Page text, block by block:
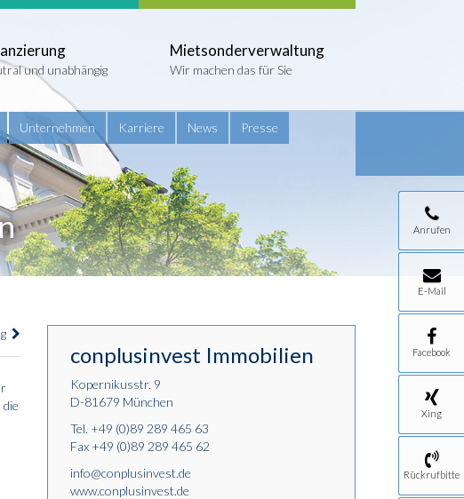
und unabhängig
Mietsonderverwaltung
Wir machen das für Sie
Unternehmen Karriere News Presse
Anrufen
E-Mail
Facebook
Xing
Rückrufbitte
conplusinvest Immobilien
Kopernikusstr. 9
D-81679 München
Tel. +49 (0)89 289 465 63
Fax +49 (0)89 289 465 62
info@conplusinvest.de
www.conplusinvest.de